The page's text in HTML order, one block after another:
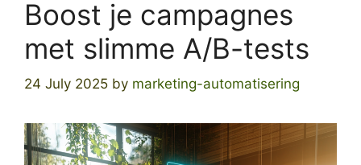
Boost je campagnes
met slimme A/B-tests
24 July 2025 by marketing-automatisering